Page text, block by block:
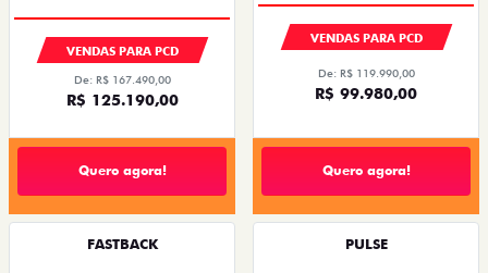
VENDAS PARA PCD
De: R$ 167.490,00
R$ 125.190,00
Quero agora!
VENDAS PARA PCD
De: R$ 119.990,00
R$ 99.980,00
Quero agora!
FASTBACK PULSE